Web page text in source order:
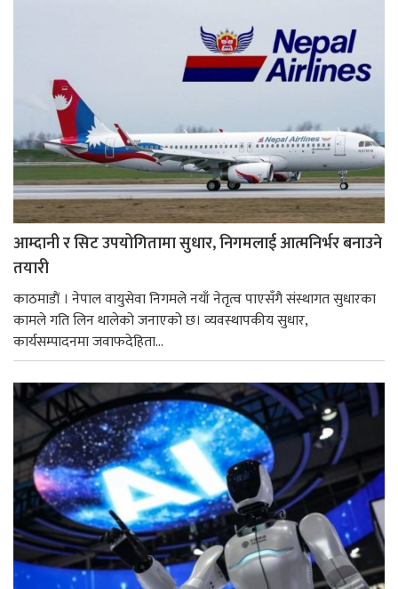
आम्दानी र सिट उपयोगितामा सुधार, निगमलाई आत्मनिर्भर बनाउने
तयारी
काठमाडाैं । नेपाल वायुसेवा निगमले नयाँ नेतृत्व पाएसँगै संस्थागत सुधारका
कामले गति लिन थालेको जनाएको छ। व्यवस्थापकीय सुधार,
कार्यसम्पादनमा जवाफदेहिता...